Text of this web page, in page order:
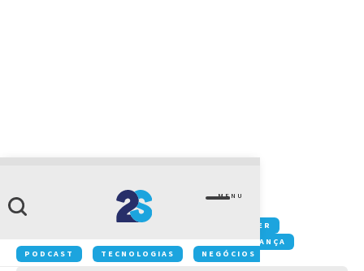
MENU
PODCAST TECNOLOGIAS NEGÓCIOS INOVAÇÃO
Colaboração
COLABORAÇÃO
DATACENTER
SEGURANÇA